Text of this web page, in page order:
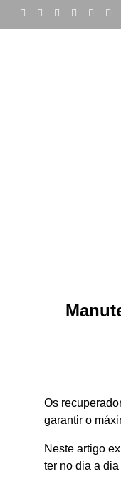
Os
garantir o
Neste artigo
ter no dia a